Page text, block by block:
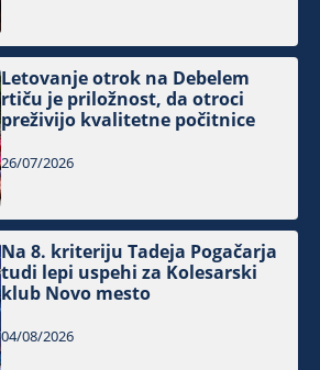
Letovanje otrok na Debelem
rtiču je priložnost, da otroci
preživijo kvalitetne počitnice
26/07/2026
Na 8. kriteriju Tadeja Pogačarja
tudi lepi uspehi za Kolesarski
klub Novo mesto
04/08/2026